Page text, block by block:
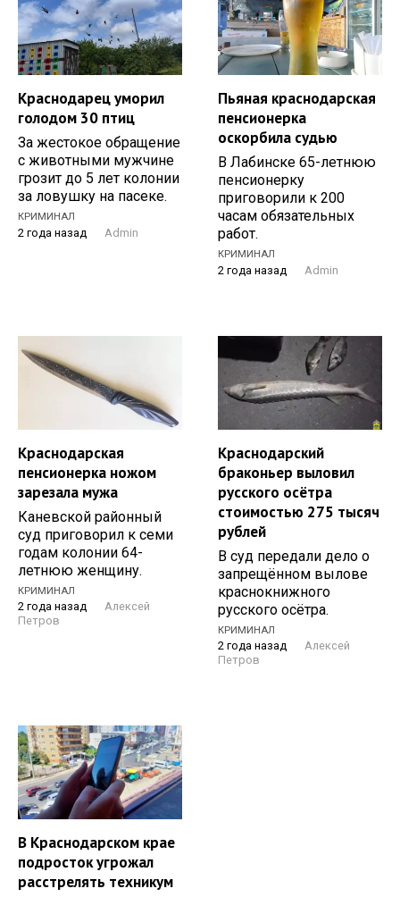
Краснодарец уморил
голодом 30 птиц
За жестокое обращение
с животными мужчине
грозит до 5 лет колонии
за ловушку на пасеке.
КРИМИНАЛ
2 года назад Admin
Пьяная краснодарская
пенсионерка
оскорбила судью
В Лабинске 65-летнюю
пенсионерку
приговорили к 200
часам обязательных
работ.
КРИМИНАЛ
2 года назад Admin
Краснодарская
пенсионерка ножом
зарезала мужа
Каневской районный
суд приговорил к семи
годам колонии 64-
летнюю женщину.
КРИМИНАЛ
2 года назад
Алексей
Петров
Краснодарский
браконьер выловил
русского осётра
стоимостью 275 тысяч
рублей
В суд передали дело о
запрещённом вылове
краснокнижного
русского осётра.
КРИМИНАЛ
2 года назад
Алексей
Петров
В Краснодарском крае
подросток угрожал
расстрелять техникум